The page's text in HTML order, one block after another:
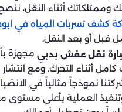
وممتلكاتك أثناء النقل،
كشف تسربات المياه في
قبل أو بعد النقل.
نقل عفش بدبي مجهزة
أثناء التحرك. ومع
نموذجاً مثالياً في
وتنفيذ العملية بأعلى